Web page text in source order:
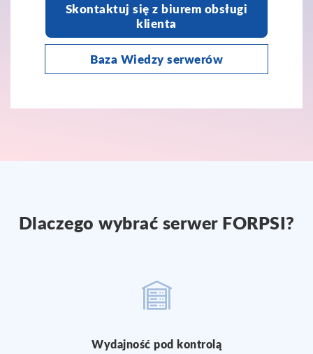
Skontaktuj się z biurem obsługi
klienta
Baza Wiedzy serwerów
Dlaczego wybrać serwer FORPSI?
Wydajność pod kontrolą